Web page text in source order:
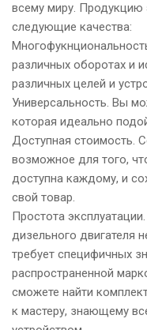
всему миру. Продукцию
следующие качества:
различных оборотах и
различных целей и
Универсальность. Вы
которая идеально
Доступная стоимость.
возможное для того,
доступна каждому, и
свой товар.
Простота
дизельного двигателя
требует специфичных
распространенной
сможете найти
к мастеру, знающему